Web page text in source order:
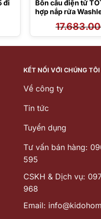
đi
₫.
Bồn cầu điện tử
hợp nắp rửa
KẾT NỐI VỚI CHÚNG TÔI
Về công ty
Tin tức
Tuyển dụng
Tư vấn bán hàng:
595
CSKH & Dịch vụ:
968
Email: